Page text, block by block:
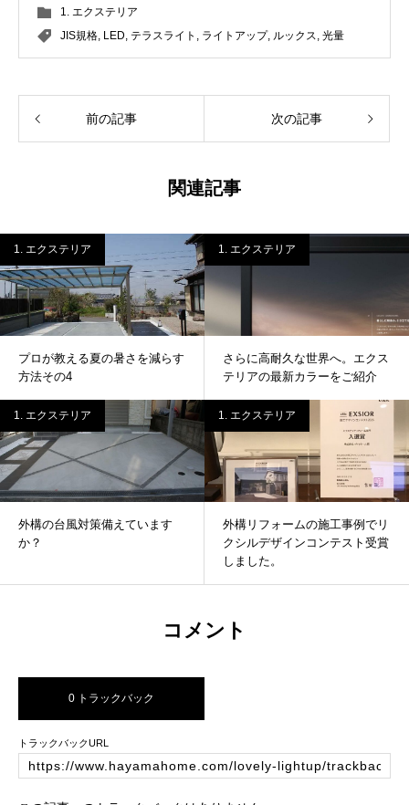
1. エクステリア
JIS規格, LED, テラスライト , ライトアップ, ルックス, 光量
前の記事 次の記事
関連記事
1. エクステリア
プロが教える夏の暑さを減らす
方法その4
1. エクステリア
さらに高耐久な世界へ。エクス
テリアの最新カラーをご紹介
1. エクステリア
外構の台風対策備えています
か？
1. エクステリア
外構リフォームの施工事例でリ
クシルデザインコンテスト受賞
しました。
コメント
0 トラックバック
トラックバックURL